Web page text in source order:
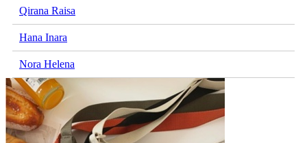
Qirana Raisa
Hana Inara
Nora Helena